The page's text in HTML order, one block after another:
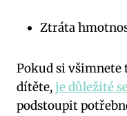
Ztráta
Pokud si všimnete
dítěte,je důležité
podstoupit